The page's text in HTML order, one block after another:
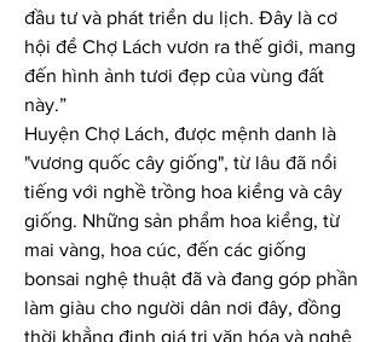
đầu tư và phát triển du lịch. Đây là cơ
hội để Chợ Lách vươn ra thế giới, mang
đến hình ảnh tươi đẹp của vùng đất
này.”
Huyện Chợ Lách, được mệnh danh là
"vương quốc cây giống", từ lâu đã nổi
tiếng với nghề trồng hoa kiểng và cây
giống. Những sản phẩm hoa kiểng, từ
mai vàng, hoa cúc, đến các giống
bonsai nghệ thuật đã và đang góp phần
làm giàu cho người dân nơi đây, đồng
thời khẳng định giá trị văn hóa và nghệ